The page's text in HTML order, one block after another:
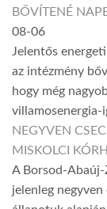
BŐVÍTENÉ
08-06
Jelentős
az intézmény
hogy még
villamosenergia-
NEGYVEN
MISKOLCI
A Borsod-Abaúj-
jelenleg